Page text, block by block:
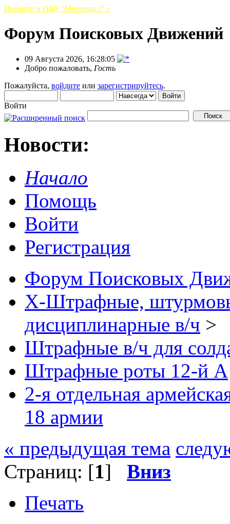
Перейти в ОБД "Мемориал" »
Форум Поисковых Движений
09 Августа 2026, 16:28:05
Добро пожаловать, Гость
Пожалуйста, войдите или зарегистрируйтесь.
Войти
Новости:
Начало
Помощь
Войти
Регистрация
Форум Поисковых
X-Штрафные,
дисциплинарные в/ч >
Штрафные в/ч для
Штрафные роты 12-й А
2-я отдельная
18 армии
« предыдущая тема
Страниц: [1] Вниз
Печать